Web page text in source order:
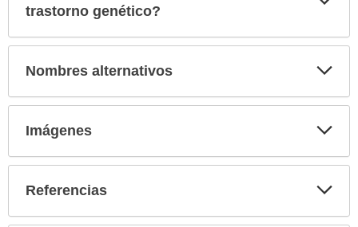
trastorno genético?
Nombres alternativos
Imágenes
Referencias